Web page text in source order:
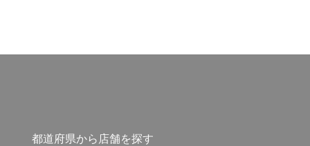
都道府県から店舗を探す